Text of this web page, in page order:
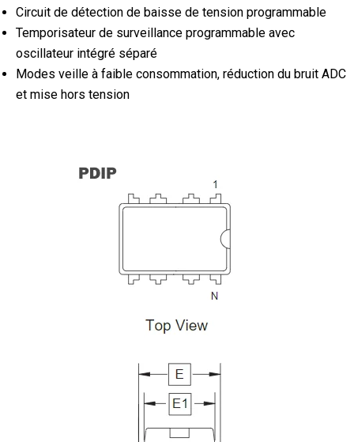
Circuit de détection de baisse de tension programmable
Temporisateur de surveillance programmable avec
oscillateur intégré séparé
Modes veille à faible consommation, réduction du bruit ADC
et mise hors tension